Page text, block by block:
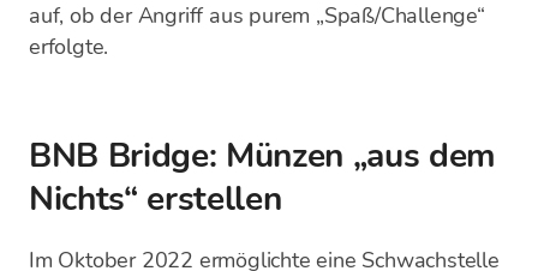
auf, ob der Angriff aus purem „Spaß/Challenge“
erfolgte.
BNB Bridge: Münzen „aus dem
Nichts“ erstellen
Im Oktober 2022 ermöglichte eine Schwachstelle